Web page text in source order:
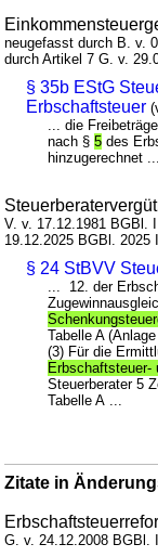
neugefasst durch B. v.
durch Artikel 7 G. v.
§ 35b EStG
Erbschaftsteuer
... die
nach §5 des
hinzugerechnet ...
V. v. 17.12.1981 BGBl.
19.12.2025 BGBl. 2025
§ 24 StBVV
... 12. der
Tabelle A
(3) Für die
Erbschaftsteuer-
Steuerberater 5
Tabelle A ...
Zitate in
G. v. 24.12.2008 BGBl.